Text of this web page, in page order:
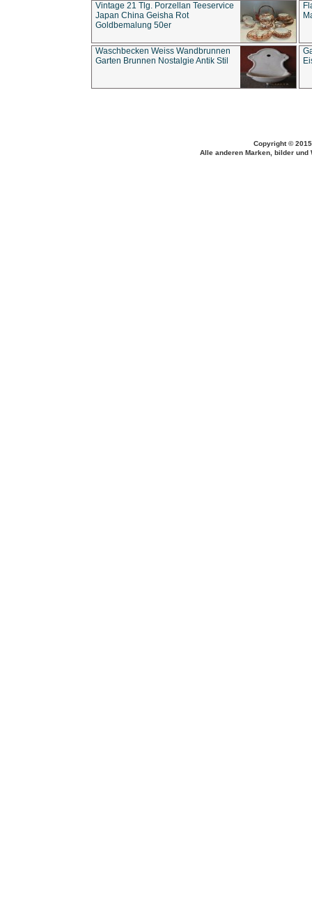
Vintage 21 Tlg. Porzellan Teeservice
Japan China Geisha Rot
Goldbemalung 50er
Waschbecken Weiss Wandbrunnen
Garten Brunnen Nostalgie Antik Stil
Copyright ©
Alle anderen Marken, bilder und